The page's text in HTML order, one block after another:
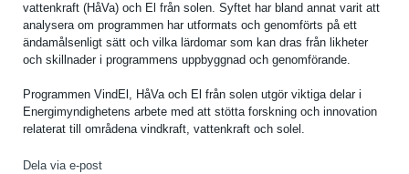
vattenkraf­t (HåVa) och El från solen. Syftet har bland annat varit att
analysera om programmen har utformats och genomförts på ett
ändamålsen­ligt sätt och vilka lärdomar som kan dras från likheter
och skillnader i programmen­s uppbyggnad och genomföran­de.
Programmen VindEl, HåVa och El från solen utgör viktiga delar i
Energimynd­ighetens arbete med att stötta forskning och innovation
relaterat till områdena vindkraft, vattenkraf­t och solel.
Dela via e-post